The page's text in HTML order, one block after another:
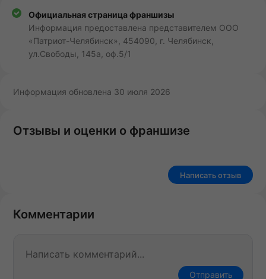
Официальная страница франшизы
Информация предоставлена представителем ООО
«Патриот-Челябинск», 454090, г. Челябинск,
ул.Свободы, 145а, оф.5/1
Информация обновлена 30 июля 2026
Отзывы и оценки о франшизе
Написать отзыв
Комментарии
Отправить